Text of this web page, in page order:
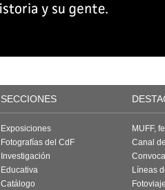
SECCIONES
Exposiciones
Fotografías del CdF
Investigación
Educativa
Catálogo
MUFF,
Canal
Líneas